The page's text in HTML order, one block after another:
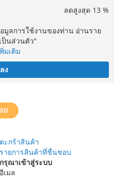
มูลการใช้งานของท่าน อ่านราย
ป็นส่วนตัว"
มเติม
ง
ย
ตะกร้าสินค้า
รายการสินค้าที่ชื่นชอบ
กรุณาเข้าสู่ระบบ
อีเมล
ลดสูงสุด 13 %